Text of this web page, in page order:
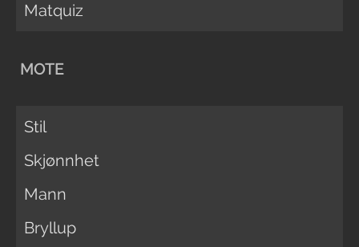
Matquiz
MOTE
Stil
Skjønnhet
Mann
Bryllup